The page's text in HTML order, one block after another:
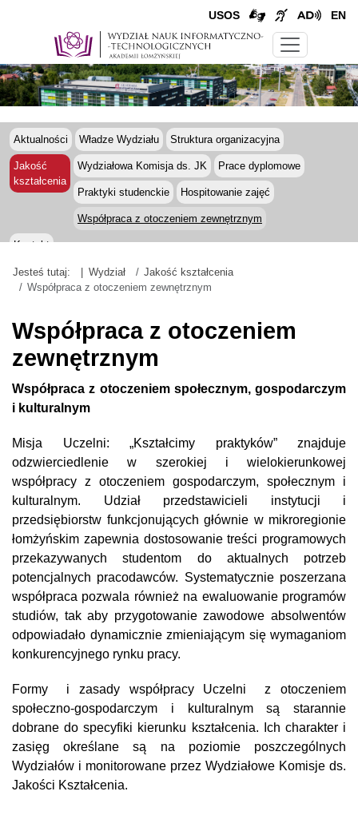
USOS EN
Aktualności Władze Wydziału Struktura organizacyjna
Jakość
kształcenia
Wydziałowa Komisja ds. JK Prace dyplomowe
Praktyki studenckie Hospitowanie zajęć
Współpraca z otoczeniem zewnętrznym
Kontakt
Jesteś tutaj: Wydział
Jakość kształcenia
Współpraca z otoczeniem zewnętrznym
Współpraca z otoczeniem
zewnętrznym
Współpraca z otoczeniem społecznym, gospodarczym
i kulturalnym
Misja Uczelni: „Kształcimy praktyków” znajduje
odzwierciedlenie w szerokiej i wielokierunkowej
współpracy z otoczeniem gospodarczym, społecznym i
kulturalnym. Udział przedstawicieli instytucji i
przedsiębiorstw funkcjonujących głównie w mikroregionie
łomżyńskim zapewnia dostosowanie treści programowych
przekazywanych studentom do aktualnych potrzeb
potencjalnych pracodawców. Systematycznie poszerzana
współpraca pozwala również na ewaluowanie programów
studiów, tak aby przygotowanie zawodowe absolwentów
odpowiadało dynamicznie zmieniającym się wymaganiom
konkurencyjnego rynku pracy.
Formy i zasady współpracy Uczelni z otoczeniem
społeczno-gospodarczym i kulturalnym są starannie
dobrane do specyfiki kierunku kształcenia. Ich charakter i
zasięg określane są na poziomie poszczególnych
Wydziałów i monitorowane przez Wydziałowe Komisje ds.
Jakości Kształcenia.